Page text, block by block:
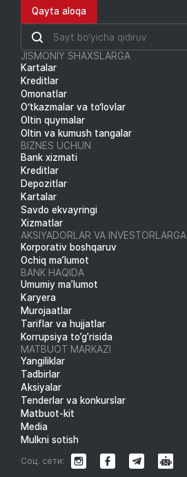
Qayta aloqa
JISMONIY SHAXSLARGA
Kartalar
Kreditlar
Omonatlar
O‘tkazmalar va to‘lovlar
Oltin quymalar
Oltin va kumush tangalar
BIZNES UCHUN
Bank xizmati
Kreditlar
Depozitlar
Kartalar
Savdo ekvayringi
Xizmatlar
AKSIYADORLAR VA INVESTORLARGA
Korporativ boshqaruv
Ochiq ma’lumot
BANK HAQIDA
Umumiy ma’lumot
Karyera
Murojaatlar
Tariflar va hujjatlar
Korrupsiya to’g’risida
MATBUOT MARKAZI
Yangiliklar
Tadbirlar
Aksiyalar
Tenderlar va konkurslar
Matbuot-kit
Media
Mulkni sotish
Соц. сети: